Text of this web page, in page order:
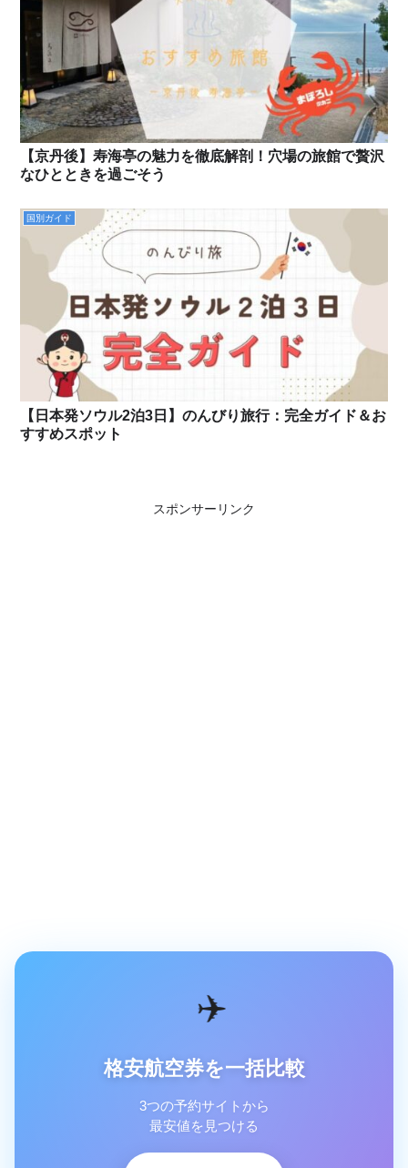
【京丹後】寿海亭の魅力を徹底解剖！穴場の旅館で贅沢
なひとときを過ごそう
国別ガイド
【日本発ソウル2泊3日】のんびり旅行：完全ガイド＆お
すすめスポット
スポンサーリンク
✈️
格安航空券を一括比較
3つの予約サイトから
最安値を見つける